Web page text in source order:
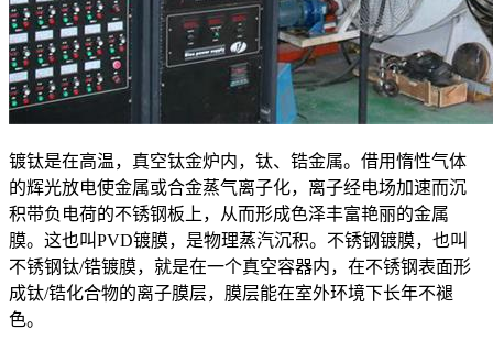
镀钛是在高温，真空钛金炉内，钛、锆金属。借用惰性气体
的辉光放电使金属或合金蒸气离子化，离子经电场加速而沉
积带负电荷的不锈钢板上，从而形成色泽丰富艳丽的金属
膜。这也叫PVD镀膜，是物理蒸汽沉积。不锈钢镀膜，也叫
不锈钢钛/锆镀膜，就是在一个真空容器内，在不锈钢表面形
成钛/锆化合物的离子膜层，膜层能在室外环境下长年不褪
色。